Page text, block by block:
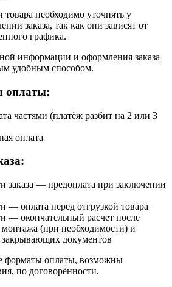
товара необходимо уточнять у
заказа, так как они зависят от
графика.
информации и оформления заказа
удобным способом.
оплаты:
частями (платёж разбит на 2 или 3
оплата
заказа — предоплата при заключении
— оплата перед отгрузкой товара
— окончательный расчет после
монтажа (при необходимости) и
закрывающих документов
форматы оплаты, возможны
по договорённости.